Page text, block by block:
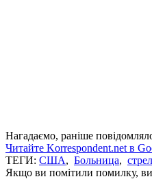
Нагадаємо, раніше
Читайте Korrespondent.net в
ТЕГИ: США, Больница,
Якщо ви помітили помилку,